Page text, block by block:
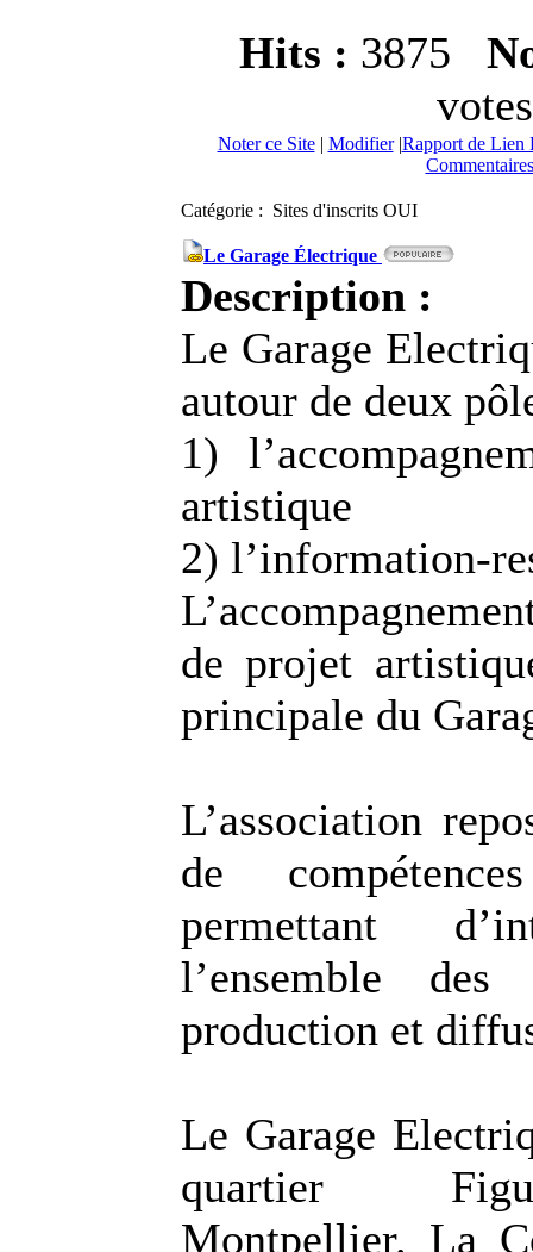
Hits : 3875
Noter ce Site| Modifier|Rapport de Lien
Catégorie : Sites d'inscrits OUI
Le Garage Électrique
Description :
Le Garage
autour de deux
1)
artistique
2) l’information-
de projet
principale du
L’association
de
permettant
l’ensemble des
production et
Le Garage
quartier
Montpellier. La